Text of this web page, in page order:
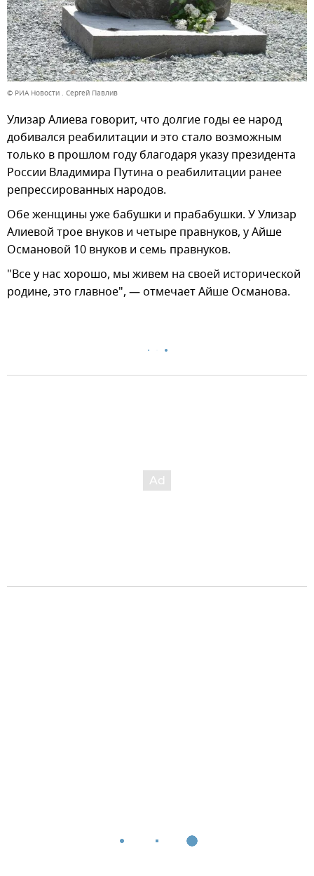
© РИА Новости . Сергей Павлив
Улизар Алиева говорит, что долгие годы ее народ
добивался реабилитации и это стало возможным
только в прошлом году благодаря указу президента
России Владимира Путина о реабилитации ранее
репрессированных народов.
Обе женщины уже бабушки и прабабушки. У Улизар
Алиевой трое внуков и четыре правнуков, у Айше
Османовой 10 внуков и семь правнуков.
"Все у нас хорошо, мы живем на своей исторической
родине, это главное", — отмечает Айше Османова.